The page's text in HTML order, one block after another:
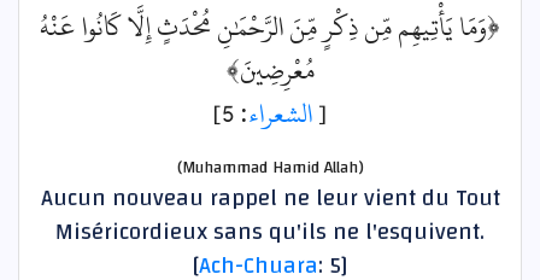
﴿وَمَا يَأْتِيهِم مِّن ذِكْرٍ مِّنَ الرَّحْمَٰنِ مُحْدَثٍ إِلَّا كَانُوا عَنْهُ
مُعْرِضِينَ﴾
[الشعراء: 5]
(Muhammad Hamid Allah)
Aucun nouveau rappel ne leur vient du Tout
Miséricordieux sans qu'ils ne l'esquivent.
[Ach-Chuara: 5]